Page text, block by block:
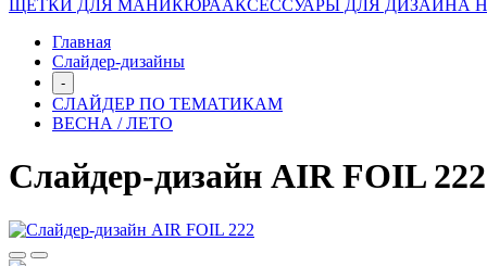
ЩЕТКИ ДЛЯ МАНИКЮРААКСЕССУАРЫ ДЛЯ ДИЗАЙНА
Главная
Слайдер-дизайны
-
СЛАЙДЕР ПО ТЕМАТИКАМ
ВЕСНА / ЛЕТО
Слайдер-дизайн AIR FOIL 222